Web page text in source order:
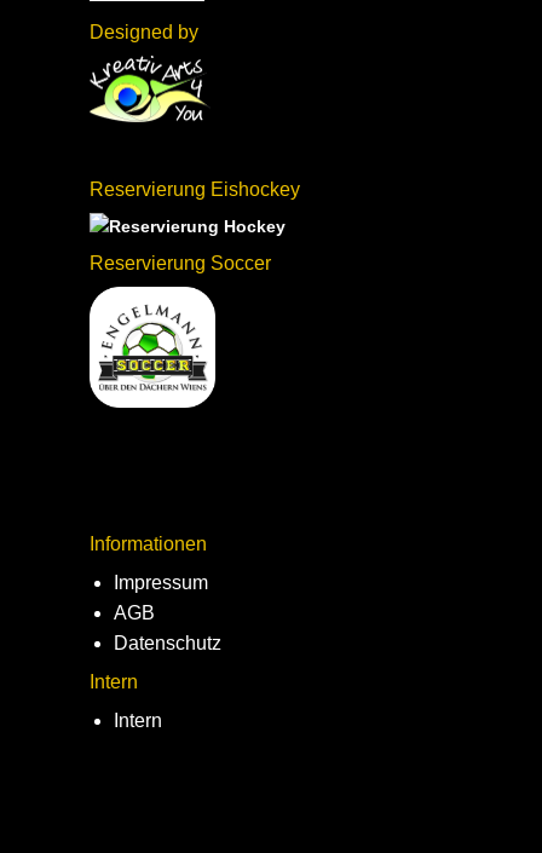
Designed by
Reservierung Eishockey
Reservierung Soccer
Informationen
Impressum
AGB
Datenschutz
Intern
Intern